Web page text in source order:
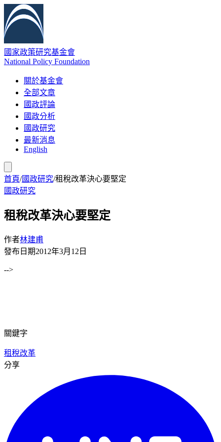
國家政策研究基金會
National Policy Foundation
關於基金會
全部文章
國政評論
國政分析
國政研究
最新消息
English
首頁/國政研究/租稅改革決心要堅定
國政研究
租稅改革決心要堅定
作者林建甫
發布日期2012年3月12日
-->
關鍵字
租稅改革
分享